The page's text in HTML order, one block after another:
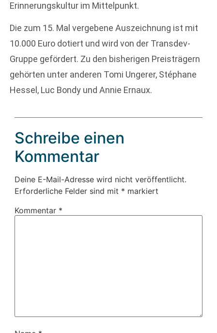
Erinnerungskultur im Mittelpunkt.
Die zum 15. Mal vergebene Auszeichnung ist mit
10.000 Euro dotiert und wird von der Transdev-
Gruppe gefördert. Zu den bisherigen Preisträgern
gehörten unter anderen Tomi Ungerer, Stéphane
Hessel, Luc Bondy und Annie Ernaux.
Schreibe einen
Kommentar
Deine E-Mail-Adresse wird nicht veröffentlicht.
Erforderliche Felder sind mit * markiert
Kommentar *